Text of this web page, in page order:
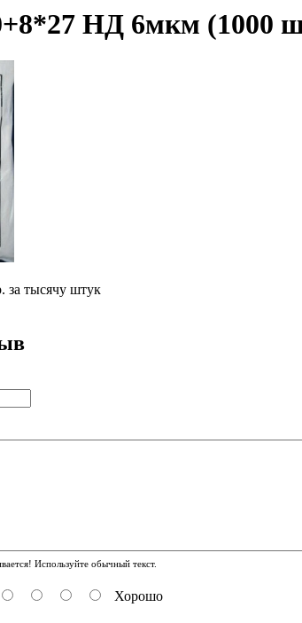
НД 6мкм (1000
за тысячу штук
Используйте обычный текст.
Хорошо